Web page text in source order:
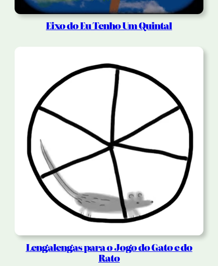
Eixo do Eu Tenho Um Quintal
Lengalengas para o Jogo do Gato e do
Rato